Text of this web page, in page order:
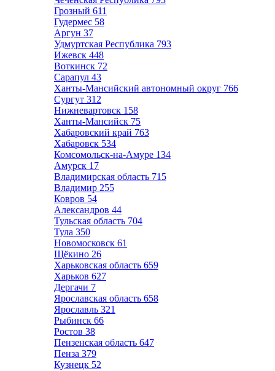
Грозный 611
Гудермес 58
Аргун 37
Удмуртская Республика 793
Ижевск 448
Воткинск 72
Сарапул 43
Ханты-Мансийский автономный округ 766
Сургут 312
Нижневартовск 158
Ханты-Мансийск 75
Хабаровский край 763
Хабаровск 534
Комсомольск-на-Амуре 134
Амурск 17
Владимирская область 715
Владимир 255
Ковров 54
Александров 44
Тульская область 704
Тула 350
Новомосковск 61
Щёкино 26
Харьковская область 659
Харьков 627
Дергачи 7
Ярославская область 658
Ярославль 321
Рыбинск 66
Ростов 38
Пензенская область 647
Пенза 379
Кузнецк 52